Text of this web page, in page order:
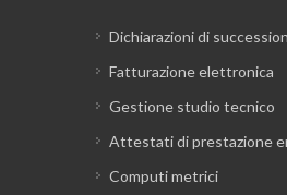
Dichiarazioni di
Fatturazione elettronica
Gestione studio tecnico
Attestati di prestazione
Computi metrici